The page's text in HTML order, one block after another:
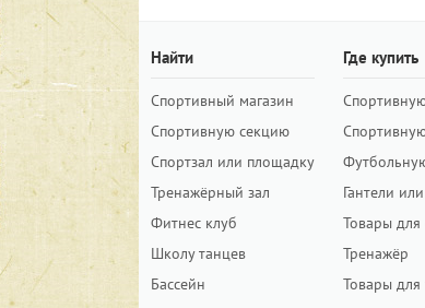
Найти
Спортивный магазин
Спортивную секцию
Спортзал или площадку
Тренажёрный зал
Фитнес клуб
Школу танцев
Бассейн
Где купить
Гантели
Товары для
Тренажёр
Товары для